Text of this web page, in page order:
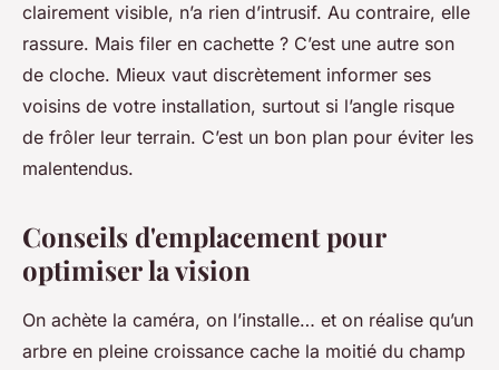
clairement visible, n’a rien d’intrusif. Au contraire, elle
rassure. Mais filer en cachette ? C’est une autre son
de cloche. Mieux vaut discrètement informer ses
voisins de votre installation, surtout si l’angle risque
de frôler leur terrain. C’est un bon plan pour éviter les
malentendus.
Conseils d'emplacement pour
optimiser la vision
On achète la caméra, on l’installe… et on réalise qu’un
arbre en pleine croissance cache la moitié du champ